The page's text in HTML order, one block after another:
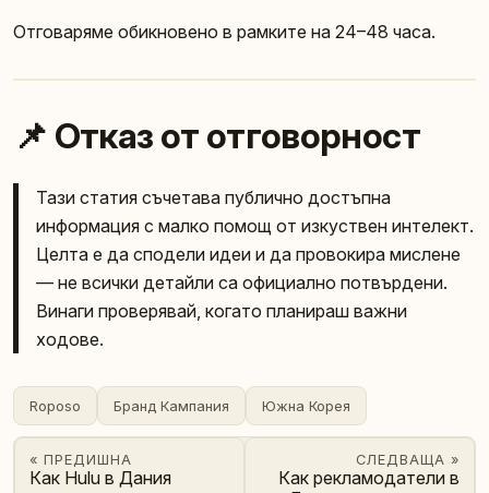
Отговаряме обикновено в рамките на 24–48 часа.
📌 Отказ от отговорност
Тази статия съчетава публично достъпна
информация с малко помощ от изкуствен интелект.
Целта е да сподели идеи и да провокира мислене
— не всички детайли са официално потвърдени.
Винаги проверявай, когато планираш важни
ходове.
Roposo Бранд Кампания Южна Корея
« ПРЕДИШНА
Как Hulu в Дания
СЛЕДВАЩА »
Как рекламодатели в